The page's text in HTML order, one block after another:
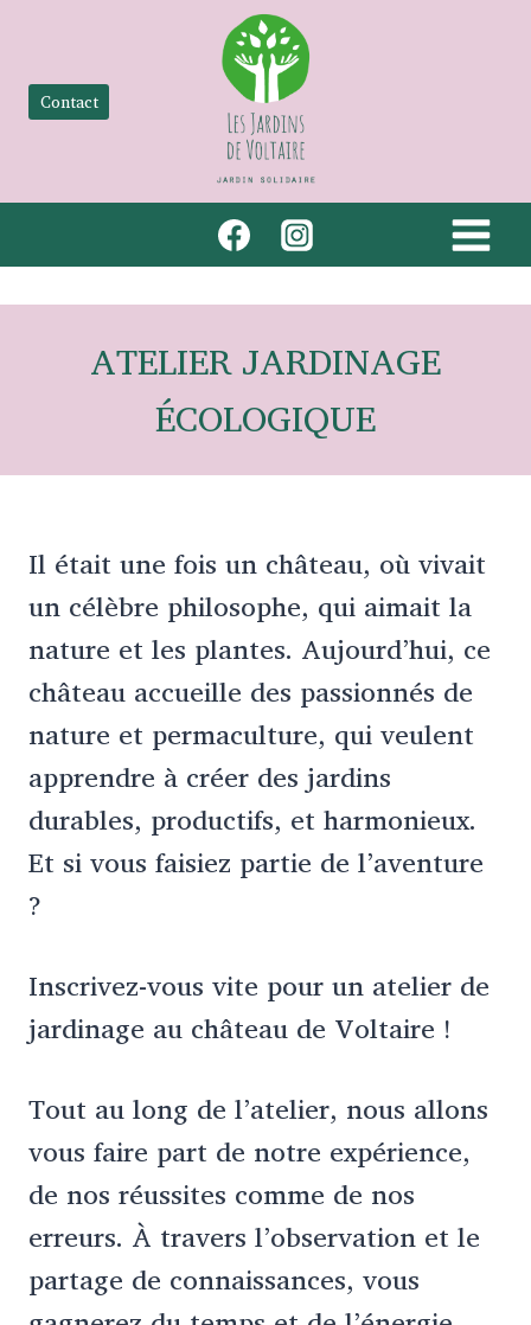
contenu
Contact
ATELIER JARDINAGE
ÉCOLOGIQUE
Il était une fois un château, où vivait
un célèbre philosophe, qui aimait la
nature et les plantes. Aujourd’hui, ce
château accueille des passionnés de
nature et permaculture, qui veulent
apprendre à créer des jardins
durables, productifs, et harmonieux.
Et si vous faisiez partie de l’aventure
?
Inscrivez-vous vite pour un atelier de
jardinage au château de Voltaire !
Tout au long de l’atelier, nous allons
vous faire part de notre expérience,
de nos réussites comme de nos
erreurs. À travers l’observation et le
partage de connaissances, vous